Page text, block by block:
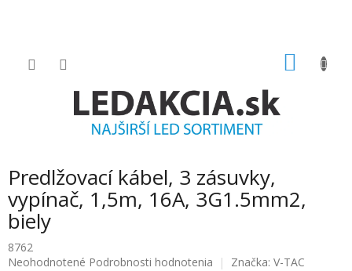
Predlžovací kábel, 3 zásuvky,
vypínač, 1,5m, 16A, 3G1.5mm2,
biely
8762
Priemerné
Neohodnotené Podrobnosti hodnotenia Značka: V-TAC